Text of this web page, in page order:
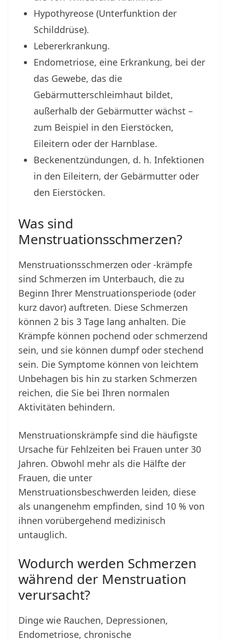
Hypothyreose (Unterfunktion der
Schilddrüse).
Lebererkrankung.
Endometriose, eine Erkrankung, bei der
das Gewebe, das die
Gebärmutterschleimhaut bildet,
außerhalb der Gebärmutter wächst –
zum Beispiel in den Eierstöcken,
Eileitern oder der Harnblase.
Beckenentzündungen, d. h. Infektionen
in den Eileitern, der Gebärmutter oder
den Eierstöcken.
Was sind
Menstruationsschmerzen?
Menstruationsschmerzen oder -krämpfe
sind Schmerzen im Unterbauch, die zu
Beginn Ihrer Menstruationsperiode (oder
kurz davor) auftreten. Diese Schmerzen
können 2 bis 3 Tage lang anhalten. Die
Krämpfe können pochend oder schmerzend
sein, und sie können dumpf oder stechend
sein. Die Symptome können von leichtem
Unbehagen bis hin zu starken Schmerzen
reichen, die Sie bei Ihren normalen
Aktivitäten behindern.
Menstruationskrämpfe sind die häufigste
Ursache für Fehlzeiten bei Frauen unter 30
Jahren. Obwohl mehr als die Hälfte der
Frauen, die unter
Menstruationsbeschwerden leiden, diese
als unangenehm empfinden, sind 10 % von
ihnen vorübergehend medizinisch
untauglich.
Wodurch werden Schmerzen
während der Menstruation
verursacht?
Dinge wie Rauchen, Depressionen,
Endometriose, chronische